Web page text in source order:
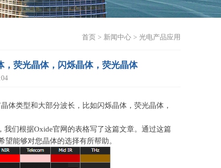
首页 > 新闻中心 > 光电产品应用
荧光晶体，闪烁晶体，荧光晶体
体类型和大部分波长，比如闪烁晶体，荧光晶体，
我们根据Oxide官网的表格写了这篇文章。通过这篇
能够对您晶体的选择有所帮助。